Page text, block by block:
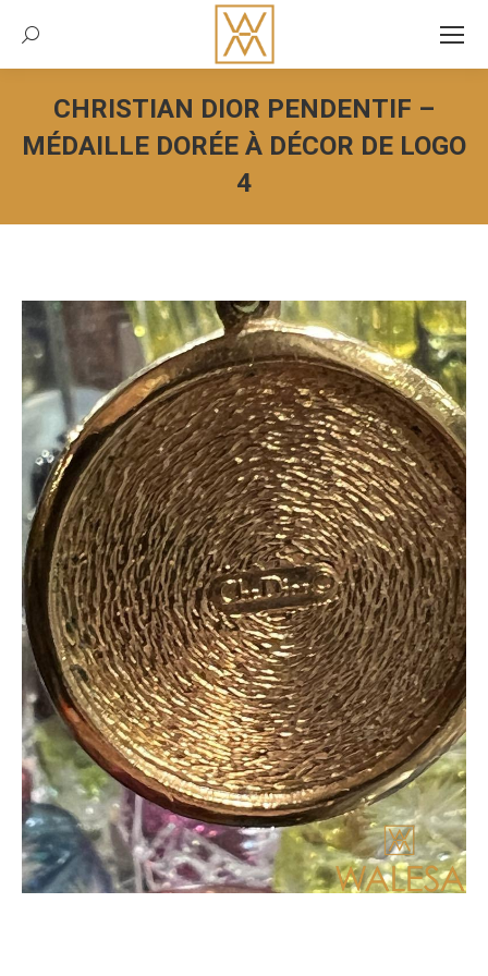
Recherche:
CHRISTIAN DIOR PENDENTIF –
MÉDAILLE DORÉE À DÉCOR DE LOGO
4
Vous êtes ici :